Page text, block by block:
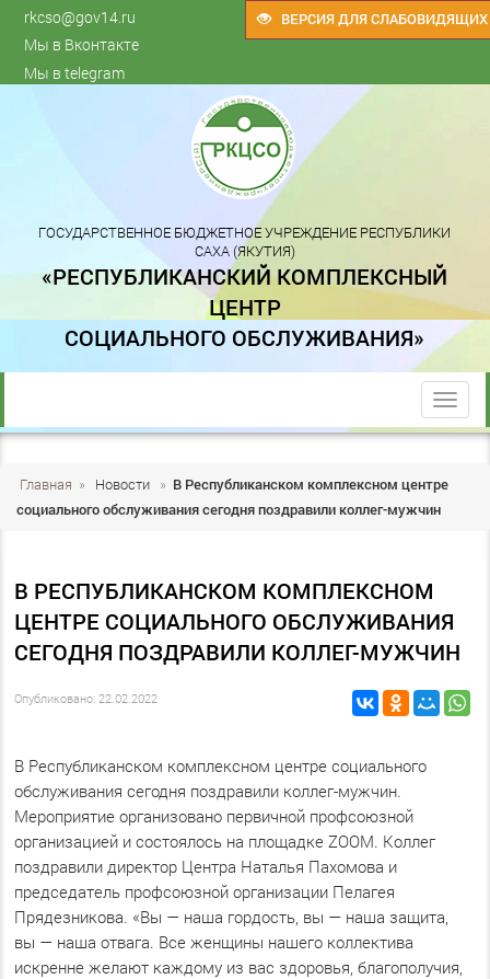
ВЕРСИЯ ДЛЯ СЛАБОВИДЯЩИХ
rkcso@gov14.ru
Мы в Вконтакте
Мы в telegram
ГОСУДАРСТВЕННОЕ БЮДЖЕТНОЕ УЧРЕЖДЕНИЕ РЕСПУБЛИКИ
САХА (ЯКУТИЯ)
«РЕСПУБЛИКАНСКИЙ КОМПЛЕКСНЫЙ
ЦЕНТР
СОЦИАЛЬНОГО ОБСЛУЖИВАНИЯ»
trk
Главная » Новости » В Республиканском комплексном центре
социального обслуживания сегодня поздравили коллег-мужчин
В РЕСПУБЛИКАНСКОМ КОМПЛЕКСНОМ
ЦЕНТРЕ СОЦИАЛЬНОГО ОБСЛУЖИВАНИЯ
СЕГОДНЯ ПОЗДРАВИЛИ КОЛЛЕГ-МУЖЧИН
Опубликовано: 22.02.2022
В Республиканском комплексном центре социального
обслуживания сегодня поздравили коллег-мужчин.
Мероприятие организовано первичной профсоюзной
организацией и состоялось на площадке ZOOM. Коллег
поздравили директор Центра Наталья Пахомова и
председатель профсоюзной организации Пелагея
Прядезникова. «Вы — наша гордость, вы — наша защита,
вы — наша отвага. Все женщины нашего коллектива
искренне желают каждому из вас здоровья, благополучия,